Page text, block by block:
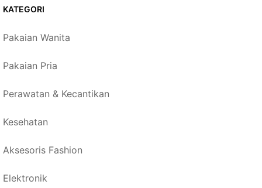
KATEGORI
Pakaian Wanita
Pakaian Pria
Perawatan & Kecantikan
Kesehatan
Aksesoris Fashion
Elektronik